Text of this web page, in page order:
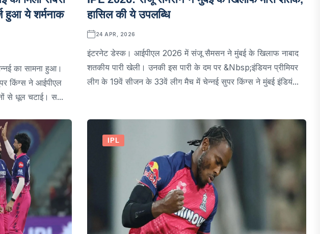
हुआ ये शर्मनाक
का सामना हुआ।
किंग्स ने आईपीएल
से धूल चटाई। स...
हासिल की ये उपलब्धि
24 APR, 2026
इंटरनेट डेस्क। आईपीएल 2026 में संजू सैमसन ने मुंबई के खिलाफ नाबाद
शतकीय पारी खेली। उनकी इस पारी के दम पर &nbsp;इंडियन प्रीमियर
लीग के 19वें सीजन के 33वें लीग मैच में चेन्नई सुपर किंग्स ने मुंबई इंडियं...
IPL